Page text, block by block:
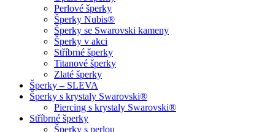
Perlové šperky
Šperky Nubis®
Šperky se Swarovski kameny
Šperky v akci
Stříbrné šperky
Titanové šperky
Zlaté šperky
Šperky – SLEVA
Šperky s krystaly Swarovski®
Piercing s krystaly Swarovski®
Stříbrné šperky
Šperky s perlou